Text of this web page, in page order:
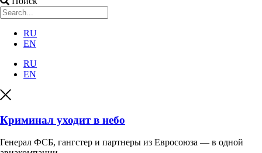
RU
EN
RU
EN
Криминал уходит в небо
Генерал ФСБ, гангстер и партнеры из Евросоюза — в одной